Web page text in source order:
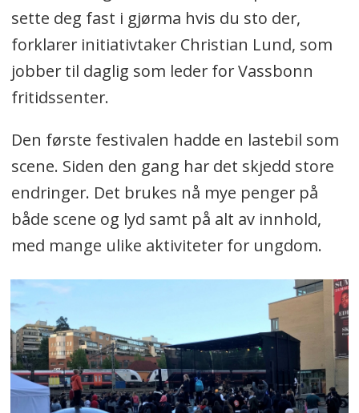
sette deg fast i gjørma hvis du sto der,
forklarer initiativtaker Christian Lund, som
jobber til daglig som leder for Vassbonn
fritidssenter.
Den første festivalen hadde en lastebil som
scene. Siden den gang har det skjedd store
endringer. Det brukes nå mye penger på
både scene og lyd samt på alt av innhold,
med mange ulike aktiviteter for ungdom.